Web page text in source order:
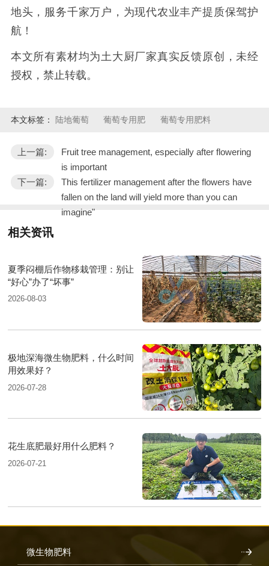
地头，服务千家万户，为现代农业丰产提质保驾护
航！
本文所有素材均为土大厨厂家真实反馈原创，未经
授权，禁止转载。
本文标签： 陆地葡萄 葡萄专用肥 葡萄专用肥料
上一篇:
Fruit tree management, especially after flowering
is important
下一篇:
This fertilizer management after the flowers have
fallen on the land will yield more than you can
imagine"
相关资讯
夏季闷棚后作物移栽管理：别让
“好心”办了“坏事”
2026-08-03
极地深海微生物肥料，什么时间
用效果好？
2026-07-28
花生底肥最好用什么肥料？
2026-07-21
微生物肥料